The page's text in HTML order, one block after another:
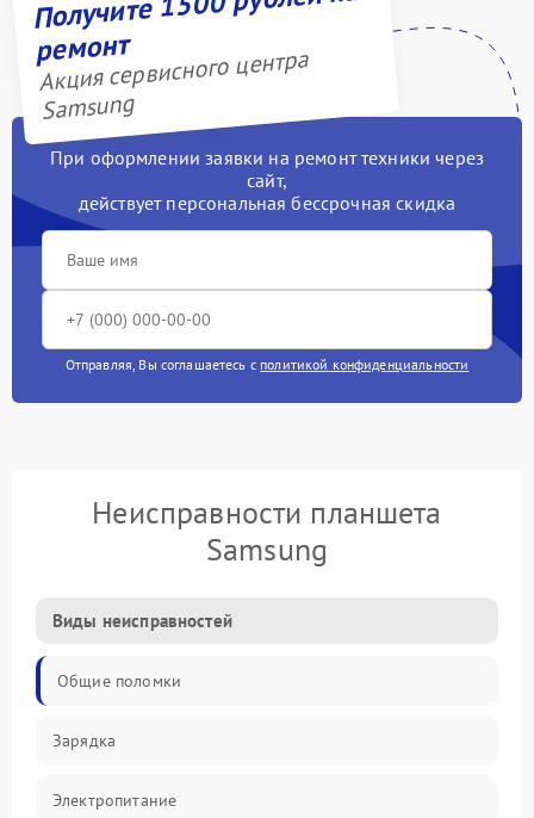
ремонт
Акция сервисного центра
Samsung
При оформлении заявки на ремонт техники через
сайт,
действует персональная бессрочная скидка
Отправляя, Вы соглашаетесь с политикой конфиденциальности
Неисправности планшета
Samsung
Виды неисправностей
Общие поломки
Зарядка
Электропитание